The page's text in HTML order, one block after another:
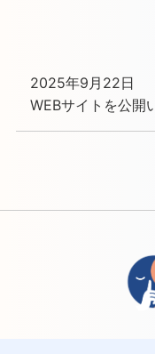
2025年9月22日
WEBサイトを公開